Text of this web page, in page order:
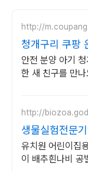
http://
청개구리 쿠팡
안전 분양 아기
한 새 친구를 만
http://
생물실험전문
유치원 어린이집
이 배추흰나비 공